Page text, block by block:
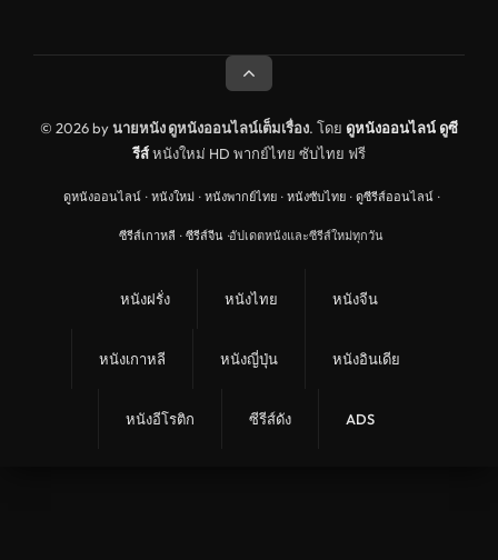
© 2026 byนายหนัง ดูหนังออนไลน์เต็มเรื่อง. โดย ดูหนังออนไลน์ ดูซี
รีส์หนังใหม่ HD พากย์ไทย ซับไทย ฟรี
ดูหนังออนไลน์ · หนังใหม่ · หนังพากย์ไทย · หนังซับไทย · ดูซีรีส์ออนไลน์ ·
ซีรีส์เกาหลี · ซีรีส์จีน ·อัปเดตหนังและซีรีส์ใหม่ทุกวัน
หนังฝรั่ง หนังไทย หนังจีน
หนังเกาหลี หนังญี่ปุ่น หนังอินเดีย
หนังอีโรติก ซีรีส์ดัง ADS